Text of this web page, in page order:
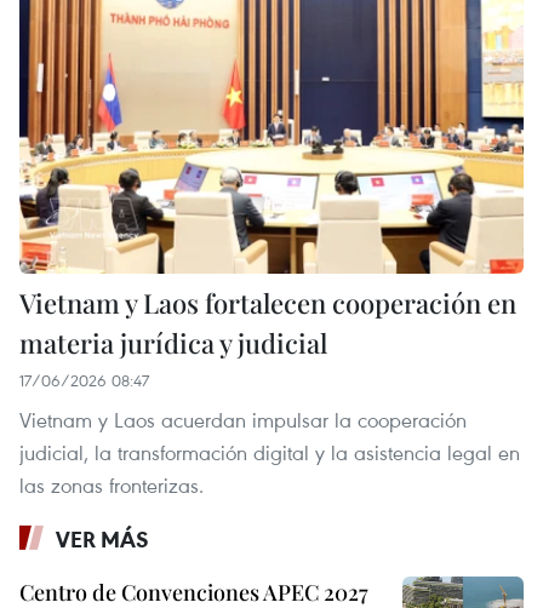
Vietnam y Laos fortalecen cooperación en
materia jurídica y judicial
17/06/2026 08:47
Vietnam y Laos acuerdan impulsar la cooperación
judicial, la transformación digital y la asistencia legal en
las zonas fronterizas.
VER MÁS
Centro de Convenciones APEC 2027